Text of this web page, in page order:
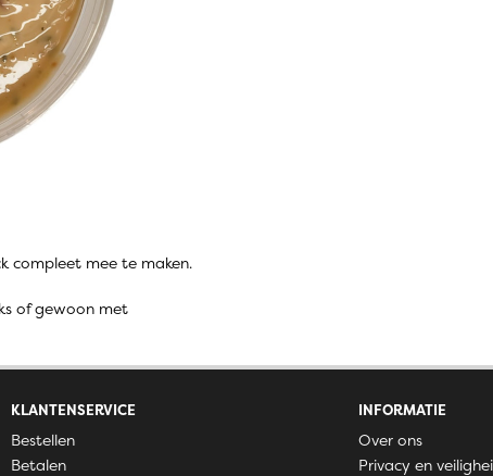
compleet mee te maken.
of gewoon met
KLANTENSERVICE
Bestellen
Betalen
INFORMATIE
Over ons
Privacy en